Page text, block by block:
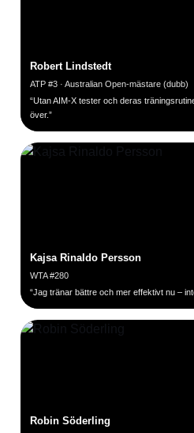
Robert Lindstedt
ATP #3 · Australian Open-mästare (dubb)
“Utan AIM-X tester och deras
över.”
Kajsa Rinaldo Persson
WTA #280
“Jag tränar bättre och mer effektivt nu –
Robin Söderling